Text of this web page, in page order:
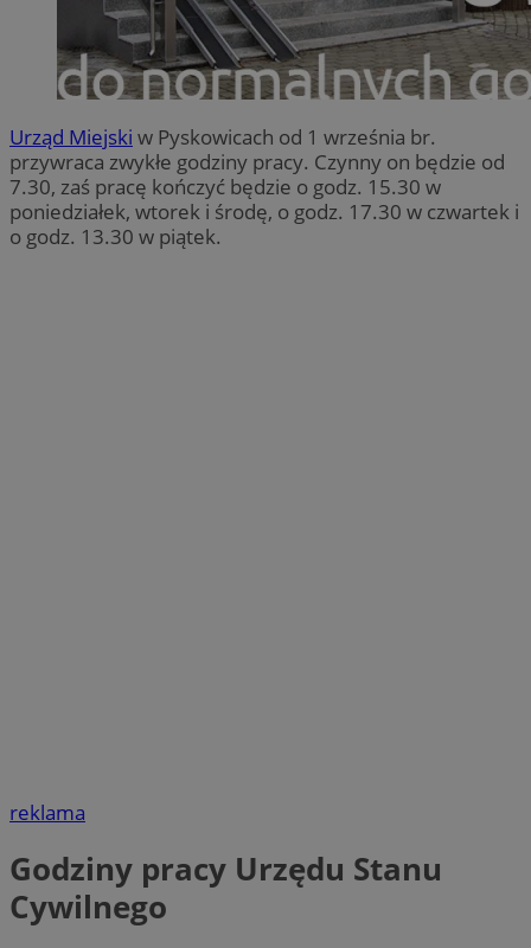
Urząd Miejski w Pyskowicach od 1 września br.
przywraca zwykłe godziny pracy. Czynny on będzie od
7.30, zaś pracę kończyć będzie o godz. 15.30 w
poniedziałek, wtorek i środę, o godz. 17.30 w czwartek i
o godz. 13.30 w piątek.
reklama
Godziny pracy Urzędu Stanu
Cywilnego